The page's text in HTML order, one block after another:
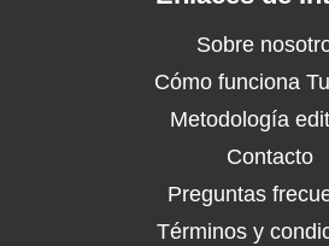
Sobre
Cómo funciona
Metodología
Contacto
Preguntas
Términos y